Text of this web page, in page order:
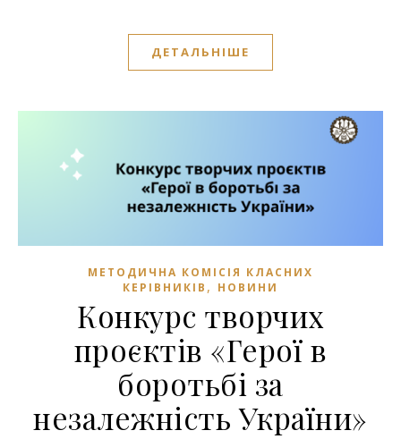
ДЕТАЛЬНІШЕ
МЕТОДИЧНА КОМІСІЯ КЛАСНИХ
КЕРІВНИКІВ , НОВИНИ
Конкурс творчих
проєктів «Герої в
боротьбі за
незалежність України»